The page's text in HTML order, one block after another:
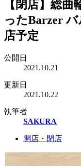
【閉店】総
ったBarzer
店予定
公開日
2021.10.21
更新日
2021.10.22
執筆者
SAKURA
開店・閉店